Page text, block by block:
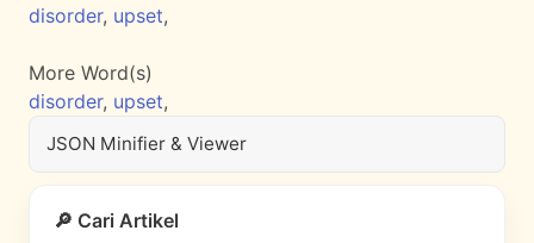
disorder, upset,
More Word(s)
disorder, upset,
JSON Minifier & Viewer
🔎 Cari Artikel